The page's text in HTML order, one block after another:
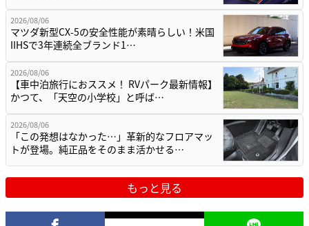
2026/08/06
マツダ新型CX-5の安全性能が素晴らしい！米国
IIHSで3年連続全ブランド1…
2026/08/06
【車中泊旅行におススメ！ RVパーク最新情報】
かつて、「天空の小学校」と呼ば…
2026/08/06
「この発想はなかった…」革新的なフロアマッ
トが登場。純正品をそのまま活かせる…
もっと見る